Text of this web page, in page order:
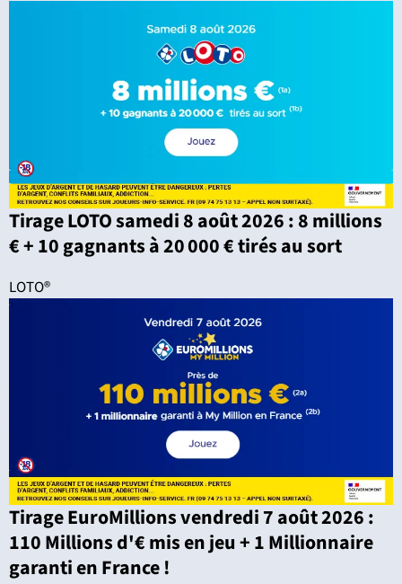
Tirage LOTO samedi 8 août 2026 : 8 millions
€ + 10 gagnants à 20 000 € tirés au sort
LOTO®
Tirage EuroMillions vendredi 7 août 2026 :
110 Millions d'€ mis en jeu + 1 Millionnaire
garanti en France !